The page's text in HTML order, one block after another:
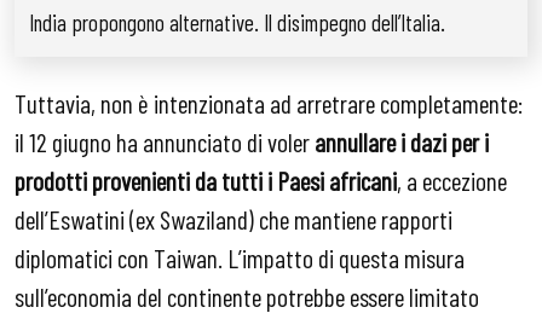
India propongono alternative. Il disimpegno dell’Italia.
Tuttavia, non è intenzionata ad arretrare completamente:
il 12 giugno ha annunciato di volerannullare i dazi per i
prodotti provenienti da tutti i Paesi africani, a eccezione
dell’Eswatini (ex Swaziland) che mantiene rapporti
diplomatici con Taiwan. L’impatto di questa misura
sull’economia del continente potrebbe essere limitato